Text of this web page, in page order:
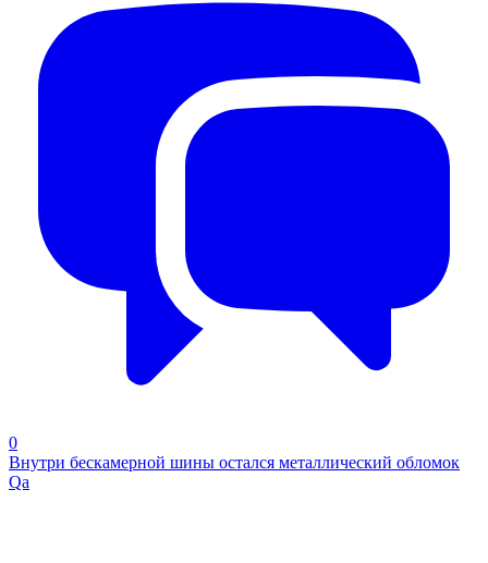
0
Внутри бескамерной шины остался металлический обломок
Qa